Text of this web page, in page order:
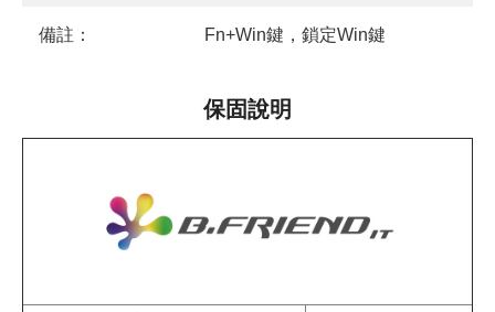
備註： Fn+Win鍵，鎖定Win鍵
保固說明